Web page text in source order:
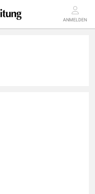
ANMELDEN